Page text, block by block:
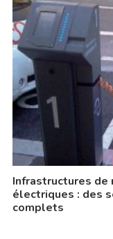
Infrastructures de
électriques : des
complets